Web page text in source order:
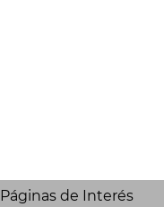
Páginas de Interés